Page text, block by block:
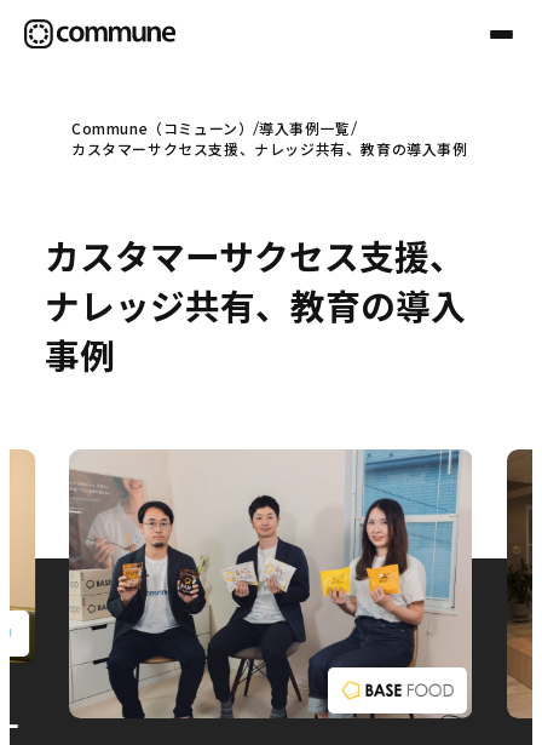
Communeについて
プロフェッショナル
事例
お役立ち情報
お問い合わせ
Commune（コミューン）
導入事例一覧
カスタマーサクセス支援、ナレッジ共有、教育の導入事例
カスタマーサクセス支援、
ナレッジ共有、教育の導入
事例